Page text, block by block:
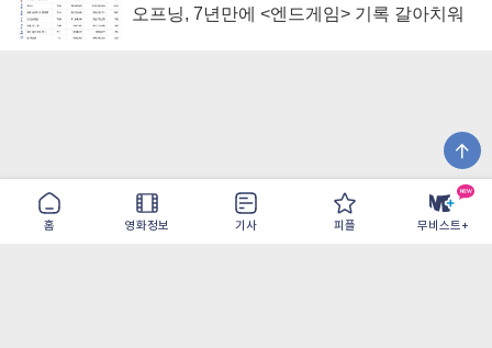
홈 영화정보 기사 피플 무비스트+
오프닝, 7년만에 <엔드게임> 기록 갈아치워